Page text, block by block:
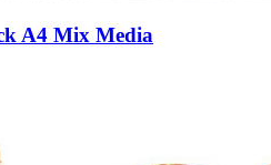
A4 Mix Media